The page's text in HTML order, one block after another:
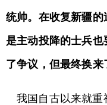
统帅。在收复新疆
是主动投降的士兵
了争议，但最终换来
我国自古以来就